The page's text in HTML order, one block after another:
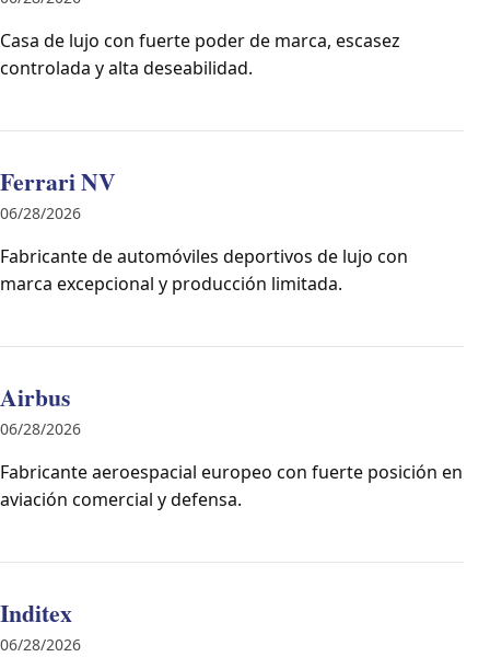
Casa de lujo con fuerte poder de marca, escasez
controlada y alta deseabilidad.
Ferrari NV
06/28/2026
Fabricante de automóviles deportivos de lujo con
marca excepcional y producción limitada.
Airbus
06/28/2026
Fabricante aeroespacial europeo con fuerte posición en
aviación comercial y defensa.
Inditex
06/28/2026